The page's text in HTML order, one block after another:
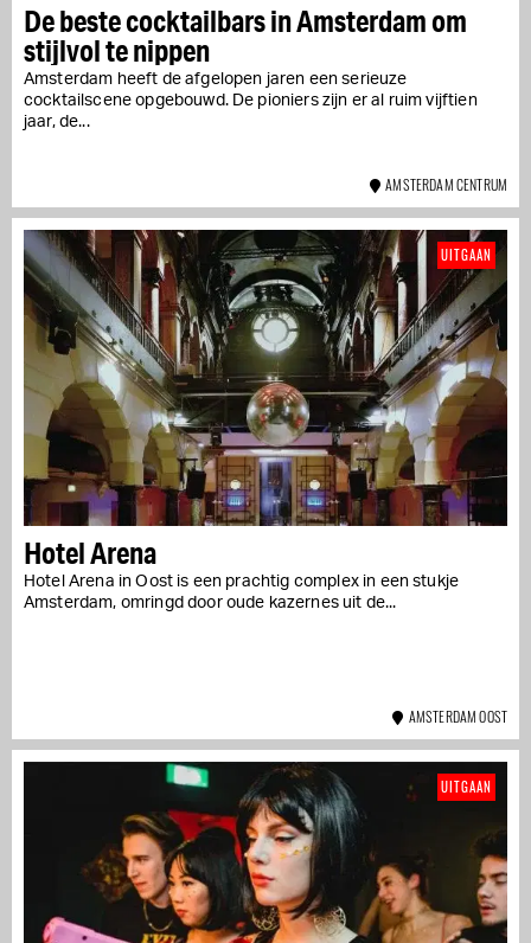
De beste cocktailbars in Amsterdam om
stijlvol te nippen
Amsterdam heeft de afgelopen jaren een serieuze
cocktailscene opgebouwd. De pioniers zijn er al ruim vijftien
jaar, de...
AMSTERDAM CENTRUM
Hotel Arena
Hotel Arena in Oost is een prachtig complex in een stukje
Amsterdam, omringd door oude kazernes uit de...
UITGAAN
AMSTERDAM OOST
UITGAAN